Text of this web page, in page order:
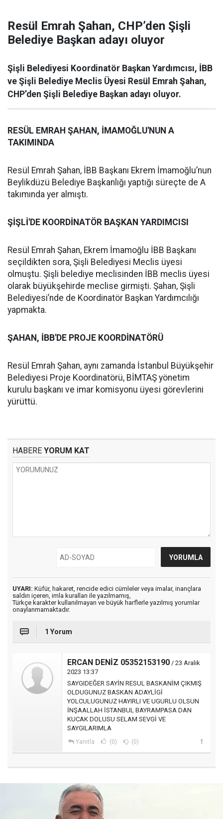
Resül Emrah Şahan, CHP’den Şişli
Belediye Başkan adayı oluyor
Şişli Belediyesi Koordinatör Başkan Yardımcısı, İBB
ve Şişli Belediye Meclis Üyesi Resül Emrah Şahan,
CHP’den Şişli Belediye Başkan adayı oluyor.
RESÜL EMRAH ŞAHAN, İMAMOĞLU'NUN A
TAKIMINDA
Resül Emrah Şahan, İBB Başkanı Ekrem İmamoğlu’nun
Beylikdüzü Belediye Başkanlığı yaptığı süreçte de A
takımında yer almıştı.
ŞİŞLİ'DE KOORDİNATÖR BAŞKAN YARDIMCISI
Resül Emrah Şahan, Ekrem İmamoğlu İBB Başkanı
seçildikten sora, Şişli Belediyesi Meclis üyesi
olmuştu. Şişli belediye meclisinden İBB meclis üyesi
olarak büyükşehirde meclise girmişti. Şahan, Şişli
Belediyesi’nde de Koordinatör Başkan Yardımcılığı
yapmakta.
ŞAHAN, İBB'DE PROJE KOORDİNATÖRÜ
Resül Emrah Şahan, aynı zamanda İstanbul Büyükşehir
Belediyesi Proje Koordinatörü, BİMTAŞ yönetim
kurulu başkanı ve imar komisyonu üyesi görevlerini
yürüttü.
HABERE YORUM KAT
UYARI: Küfür, hakaret, rencide edici cümleler veya imalar, inançlara
saldırı içeren, imla kuralları ile yazılmamış,
Türkçe karakter kullanılmayan ve büyük harflerle yazılmış yorumlar
onaylanmamaktadır.
1 Yorum
ERCAN DENİZ 05352153190 / 23 Aralık
2023 13:37
SAYGIDEĞER SAYİN RESUL BASKANİM ÇIKMIŞ
OLDUGUNUZ BASKAN ADAYLİGİ
YOLCULUGUNUZ HAYIRLI VE UGURLU OLSUN
İNŞAALLAH İSTANBUL BAYRAMPASA DAN
KUCAK DOLUSU SELAM SEVGİ VE
SAYGILARIMLA
Yanıtla (0) (0)